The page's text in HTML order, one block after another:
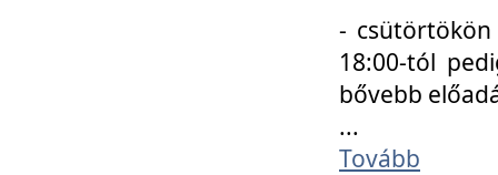
- csütörtökön
18:00-tól
bővebb
...
Tovább